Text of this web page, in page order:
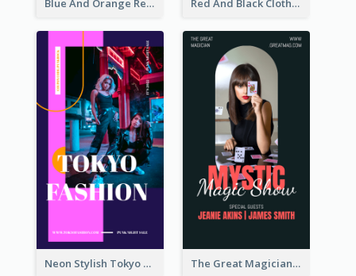
Neon Stylish Tokyo Fashion Night Sale Instagram Design The Great Magician Promote Instagram Stories